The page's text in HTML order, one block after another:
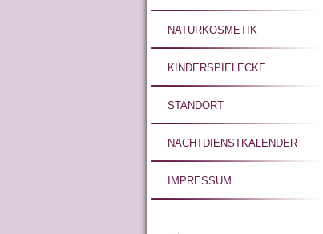
NATURKOSMETIK
KINDERSPIELECKE
STANDORT
NACHTDIENSTKALENDER
IMPRESSUM